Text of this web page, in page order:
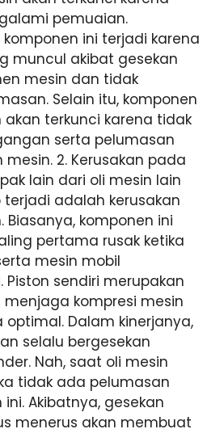
pemuaian.
ini terjadi karena
muncul akibat gesekan
mesin dan tidak
Selain itu, komponen
terkunci karena tidak
serta pelumasan
2. Kerusakan pada
lain dari oli mesin lain
adalah kerusakan
Biasanya, komponen ini
pertama rusak ketika
mesin mobil
sendiri merupakan
kompresi mesin
Dalam kinerjanya,
selalu bergesekan
Nah, saat oli mesin
tidak ada pelumasan
Akibatnya, gesekan
menerus akan membuat